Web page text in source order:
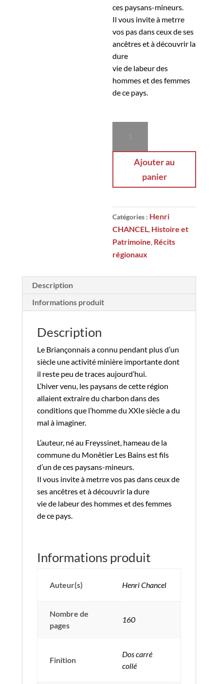
ces paysans-mineurs.
Il vous invite à metrre
vos pas dans ceux de ses
ancêtres et à découvrir la
dure
vie de labeur des
hommes et des femmes
de ce pays.
Les
paysans-
du
Ajouter au
panier
Catégories : Henri
CHANCEL , Histoire et
Patrimoine, Récits
régionaux
Description
Informations produit
Description
Le Briançonnais a connu pendant plus d’un
siècle une activité minière importante dont
il reste peu de traces aujourd’hui.
L’hiver venu, les paysans de cette région
allaient extraire du charbon dans des
conditions que l’homme du XXIe siècle a du
mal à imaginer.
L’auteur, né au Freyssinet, hameau de la
commune du Monêtier Les Bains est fils
d’un de ces paysans-mineurs.
Il vous invite à metrre vos pas dans ceux de
ses ancêtres et à découvrir la dure
vie de labeur des hommes et des femmes
de ce pays.
Informations produit
Auteur(s) Henri Chancel
Nombre de
pages
160
Finition
Dos carré
collé